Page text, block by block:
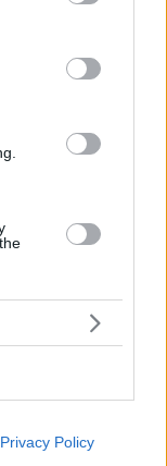
party tags to
in below Google
Privacy Policy
και το